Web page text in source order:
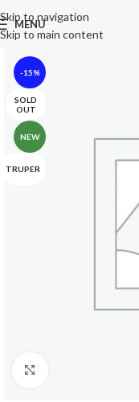
Skip to navigation
Skip to main content
MENU
-15%
SOLD
OUT
NEW
TRUPER